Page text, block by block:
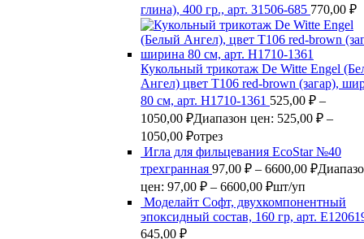
глина), 400 гр., арт. З1506-685 770,00 ₽
Кукольный трикотаж De Witte Engel
Ангел) цвет Т106 red-brown (загар),
80 см, арт. Н1710-1361 525,00 ₽ –
1050,00 ₽Диапазон цен: 525,00 ₽ –
1050,00 ₽отрез
Игла для фильцевания EcoStar №40
трехгранная 97,00 ₽ – 6600,00 ₽
цен: 97,00 ₽ – 6600,00 ₽шт/уп
Моделайт Софт, двухкомпонентный
эпоксидный состав, 160 гр, арт.
645,00 ₽